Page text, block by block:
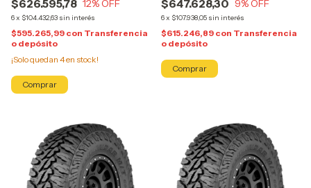
$626.595,78 12% OFF
6x $104.432,63 sin interés
$595.265,99 con Transferencia
o depósito
¡Solo quedan 4en stock!
$647.628,30 9% OFF
6x $107.938,05 sin interés
$615.246,89 con Transferencia
o depósito